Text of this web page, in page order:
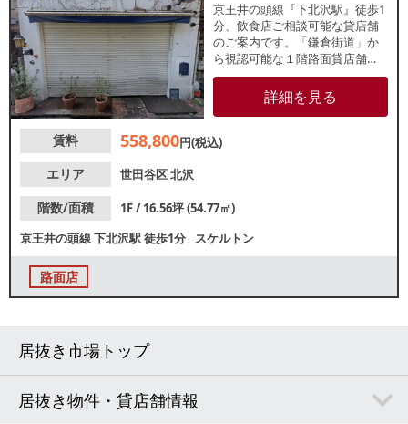
京王井の頭線『下北沢駅』徒歩1
分、飲食店ご相談可能な貸店舗
のご案内です。「鎌倉街道」か
ら視認可能な１階路面貸店舗
で、周辺では下北沢らしいお洒
落な各種店舗が営業中！駅チカ
ですので、目的客や買い物客、
す。以前はスペインバルが営業
お問い合わせください。
詳細を見る
賃料 558,800円(税込)
エリア
世田谷区北沢
階数/面積
1F / 16.56坪 (54.77㎡)
京王井の頭線下北沢駅徒歩1分 スケルトン
路面店
居抜き市場トップ
居抜き物件・貸店舗情報